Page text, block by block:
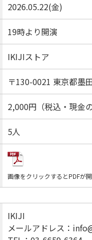
2026.05.22(金)
19時より開演
IKIJIストア
〒130-0021 東京都墨
2,000円（税込・現金の
5人
画像をクリックするとPDFが
IKIJI
メールアドレス：